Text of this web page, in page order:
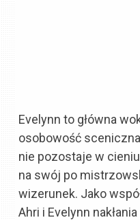
Evelynn to główna
osobowość
nie pozostaje w
na swój po
wizerunek. Jako
Ahri i Evelynn